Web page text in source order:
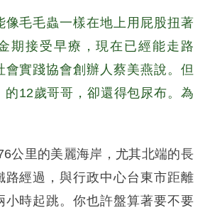
像毛毛蟲一樣在地上用屁股扭著
期接受早療，現在已經能走路
會實踐協會創辦人蔡美燕說。但
的12歲哥哥，卻還得包尿布。為
公里的美麗海岸，尤其北端的長
路經過，與行政中心台東市距離
小時起跳。你也許盤算著要不要